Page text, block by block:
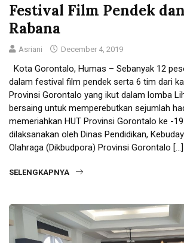
Festival Film Pendek
Rabana
Asriani December 4, 2019
Kota Gorontalo, Humas – Sebanyak 12
dalam festival film pendek serta 6 tim dari
Provinsi Gorontalo yang ikut dalam lomba
bersaing untuk memperebutkan sejumlah
memeriahkan HUT Provinsi Gorontalo ke -
dilaksanakan oleh Dinas Pendidikan,
Olahraga (Dikbudpora) Provinsi Gorontalo […]
SELENGKAPNYA